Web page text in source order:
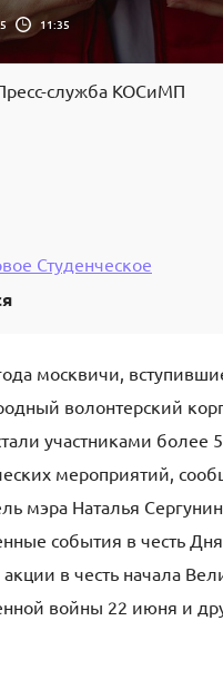
11:35
служба КОСиМП
Студенческое
москвичи,
волонтерский
участниками более
мероприятий,
мэра Наталья
события в честь
в честь начала
войны 22 июня и